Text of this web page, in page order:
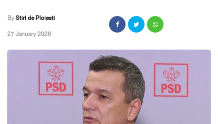
By Stiri de Ploiesti
,27 January 2026